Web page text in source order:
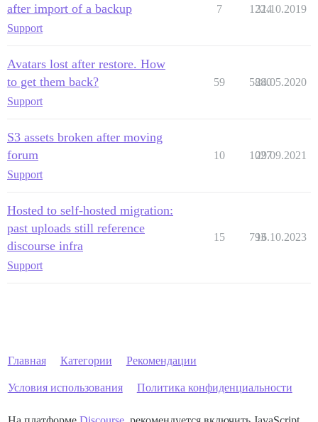
after import of a backup
Support
7 1224
31.10.2019
Avatars lost after restore. How
to get them back?
Support
59 5880
24.05.2020
S3 assets broken after moving
forum
Support
10 1027
29.09.2021
Hosted to self-hosted migration:
past uploads still reference
discourse infra
Support
15 793
16.10.2023
Главная Категории Рекомендации
Условия использования Политика конфиденциальности